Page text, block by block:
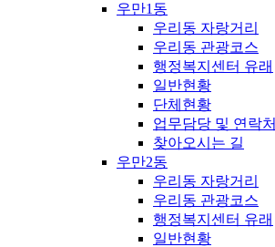
우만1동
우리동 자랑거리
우리동 관광코스
행정복지센터 유래
일반현황
단체현황
업무담당 및 연락처
찾아오시는 길
우만2동
우리동 자랑거리
우리동 관광코스
행정복지센터 유래
일반현황